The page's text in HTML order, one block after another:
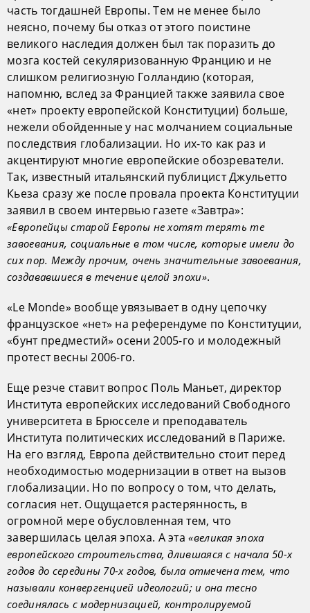
часть тогдашней Европы. Тем не менее было
неясно, почему бы отказ от этого поистине
великого наследия должен был так поразить до
мозга костей секуляризованную Францию и не
слишком религиозную Голландию (которая,
напомню, вслед за Францией также заявила свое
«нет» проекту европейской Конституции) больше,
нежели обойденные у нас молчанием социальные
последствия глобализации. Но их-то как раз и
акцентируют многие европейские обозреватели.
Так, известный итальянский публицист Джульетто
Кьеза сразу же после провала проекта Конституции
заявил в своем интервью газете «Завтра»:
«Европейцы старой Европы не хотят терять те
завоевания, социальные в том числе, которые имели до
сих пор. Между прочим, очень значительные завоевания,
создававшиеся в течение целой эпохи».
«Le Monde» вообще увязывает в одну цепочку
французское «нет» на референдуме по Конституции,
«бунт предместий» осени 2005-го и молодежный
протест весны 2006-го.
Еще резче ставит вопрос Поль Маньет, директор
Института европейских исследований Свободного
университета в Брюсселе и преподаватель
Института политических исследований в Париже.
На его взгляд, Европа действительно стоит перед
необходимостью модернизации в ответ на вызов
глобализации. Но по вопросу о том, что делать,
согласия нет. Ощущается растерянность, в
огромной мере обусловленная тем, что
завершилась целая эпоха. А эта«великая эпоха
европейского строительства, длившаяся с начала 50-х
годов до середины 70-х годов, была отмечена тем, что
называли конвергенцией идеологий; и она тесно
соединялась с модернизацией, контролируемой